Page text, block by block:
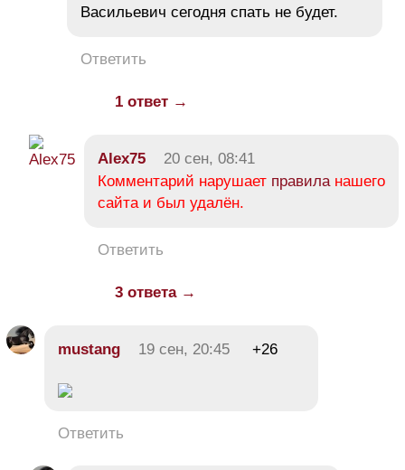
Васильевич сегодня спать не будет.
Ответить
1 ответ →
Alex75
20 сен, 08:41
Комментарий нарушает правиланашего
сайта и был удалён.
Ответить
3 ответа →
mustang 19 сен, 20:45 +26
Ответить